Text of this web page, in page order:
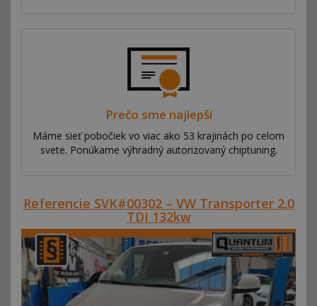
Prečo sme najlepší
Máme sieť pobočiek vo viac ako 53 krajinách po celom
svete. Ponúkame výhradný autorizovaný chiptuning.
Referencie SVK#00302 – VW Transporter 2.0
TDI 132kw